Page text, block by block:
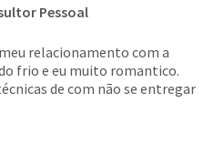
Pessoal
relacionamento com a
frio e eu muito romantico.
de com não se entregar